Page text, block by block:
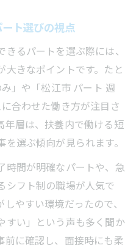
応募するタイミング
新着情報を得るコツ
ート新着求人の探し方
ト選びの視点
るパートを選ぶ際には、
きなポイントです。たと
」や「松江市 パート 週
合わせた働き方が注目さ
年層は、扶養内で働ける短
選ぶ傾向が見られます。
時間が明確なパートや、急
シフト制の職場が人気で
やすい環境だったので、
すい」という声も多く聞か
前に確認し、面接時にも柔